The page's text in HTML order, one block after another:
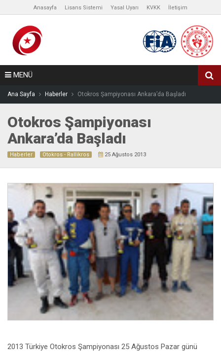
Anasayfa Lisans Sistemi Yasal Uyarı KVKK İletişim
MENÜ
Ana Sayfa Haberler Otokros Şampiyonası Ankara’da Başladı
Otokros Şampiyonası
Ankara’da Başladı
Haberler Otokros - Rallikros 25 Ağustos 2013
2013 Türkiye Otokros Şampiyonası 25 Ağustos Pazar günü